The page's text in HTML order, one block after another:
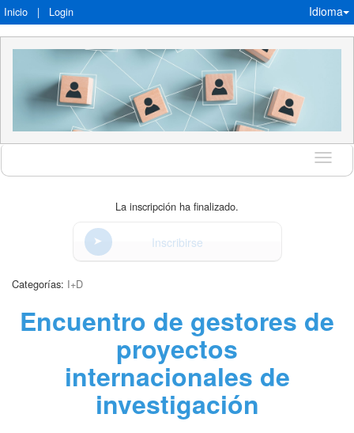
Inicio | Login Idioma
Idioma
La inscripción ha finalizado.
Inscribirse
Categorías: I+D
Encuentro de gestores de
proyectos
internacionales de
investigación